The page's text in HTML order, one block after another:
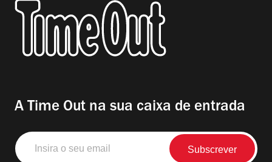
A Time Out na sua caixa de entrada
Insira
o